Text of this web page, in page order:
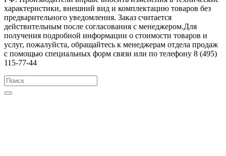
характеристики, внешний вид и комплектацию товаров без
предварительного уведомления. Заказ считается
действительным после согласования с менеджером.Для
получения подробной информации о стоимости товаров и
услуг, пожалуйста, обращайтесь к менеджерам отдела продаж
с помощью специальных форм связи или по телефону 8 (495)
115-77-44